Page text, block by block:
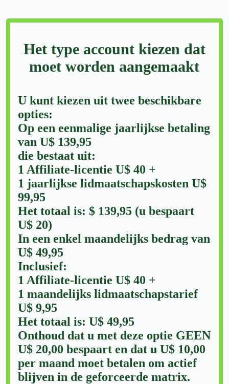
Het type account kiezen dat
moet worden aangemaakt
U kunt kiezen uit twee beschikbare
opties:
Op een eenmalige jaarlijkse betaling
van U$ 139,95
die bestaat uit:
1 Affiliate-licentie U$ 40 +
1 jaarlijkse lidmaatschapskosten U$
99,95
Het totaal is: $ 139,95 (u bespaart
U$ 20)
In een enkel maandelijks bedrag van
U$ 49,95
Inclusief:
1 Affiliate-licentie U$ 40 +
1 maandelijks lidmaatschapstarief
U$ 9,95
Het totaal is: U$ 49,95
Onthoud dat u met deze optie GEEN
U$ 20,00 bespaart en dat u U$ 10,00
per maand moet betalen om actief
blijven in de geforceerde matrix.